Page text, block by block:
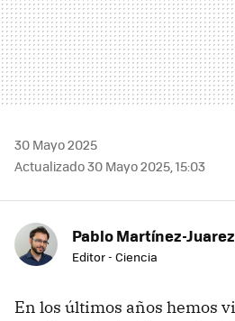
30 Mayo 2025
Actualizado 30 Mayo 2025, 15:03
Pablo Martínez-Juarez
Editor - Ciencia
En los últimos años hemos